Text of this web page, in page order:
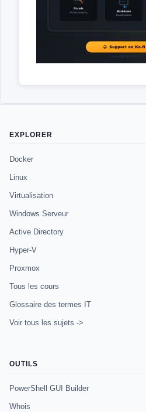
EXPLORER
Docker
Linux
Virtualisation
Windows Serveur
Active Directory
Hyper-V
Proxmox
Tous les cours
Glossaire des termes IT
Voir tous les sujets ->
OUTILS
PowerShell GUI Builder
Whois